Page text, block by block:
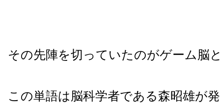
その先陣を切っていたのがゲーム脳
この単語は脳科学者である森昭雄が